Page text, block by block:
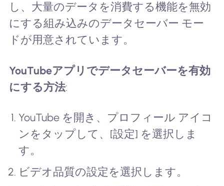
し、大量のデータを消費する機能を無効
にする組み込みのデータセーバー モー
ドが用意されています。
YouTubeアプリでデータセーバーを有効
にする方法:
YouTube を開き、プロフィール アイコ
ンをタップして、[設定] を選択しま
す。
ビデオ品質の設定を選択します。